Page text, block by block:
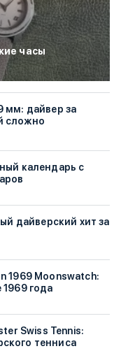
часы
мм: дайвер за
сложно
календарь с
дайверский хит за
1969 Moonswatch:
1969 года
Swiss Tennis:
тенниса